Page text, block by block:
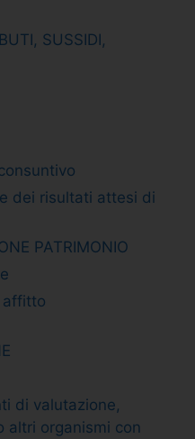
SUSSIDI,
dei risultati attesi di
PATRIMONIO
affitto
di valutazione,
altri organismi con